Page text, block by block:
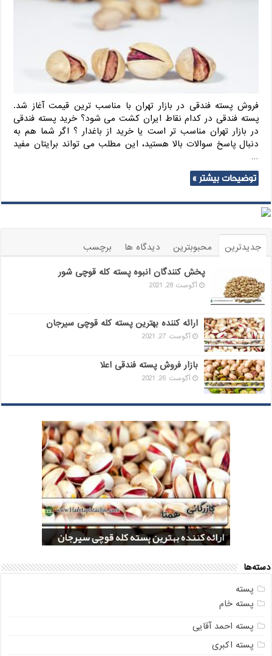
فروش پسته فندقی در بازار تهران با مناسب ترین قیمت آغاز شد.
پسته فندقی در کدام نقاط ایران کشت می شود؟ خرید پسته فندقی
در بازار تهران مناسب تر است یا خرید از باغدار ؟ اگر شما هم به
دنبال پاسخ سوالات بالا هستید، این مطلب می تواند برایتان مفید
…
توضیحات بیشتر »
جدیدترین محبوبترین دیدگاه ها
برچسب
پخش کنندگان انبوه پسته کله قوچی شور
آگوست 28, 2021
ارائه کننده بهترین پسته کله قوچی سیرجان
آگوست 27, 2021
بازار فروش پسته فندقی اعلا
آگوست 26, 2021
پخش کنندگان انبوه پسته کله قوچی شور
ارائه کننده بهترین پسته کله قوچی سیرجان
بازار فروش پسته فندقی اعلا
شرکت صادرات پسته کله قوپی درشت
بازار فروش پسته کله قوچی رفسنجان
دسته‌ها
پسته
پسته خام
پسته احمد آقایی
پسته اکبری